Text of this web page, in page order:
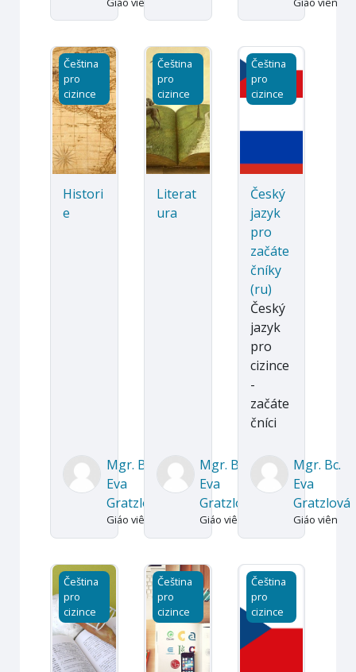
Historie
Čeština
pro
cizince
Histori
e
Mgr. Bc.
Eva
Gratzlová
Giáo viên
Literatura
Čeština
pro
cizince
Literat
ura
Mgr. Bc.
Eva
Gratzlová
Giáo viên
Český jazyk pro
Čeština
pro
cizince
Český
jazyk
pro
začáte
čníky
(ru)
Český
jazyk
pro
cizince
-
začáte
čníci
Mgr. Bc.
Eva
Gratzlová
Giáo viên
Český jazyk pro začátečníky (vi)
Čeština
pro
cizince
Výuka podzim 2020
Čeština
pro
cizince
Český jazyk léto
Čeština
pro
cizince